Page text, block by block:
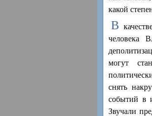
какой
В
человека
могут
снять
событий в
Звучали